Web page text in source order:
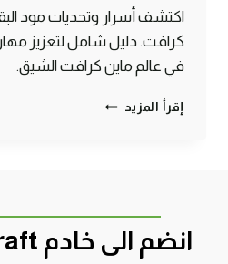
اكتشف أسرار وتحديات مود
كرافت. دليل شامل لتعزيز
في عالم ماين كرافت الشيق.
إقرأ المزيد دليل
–
النجاة
المثيرة
انضم الى خادم SmartCraft الآن